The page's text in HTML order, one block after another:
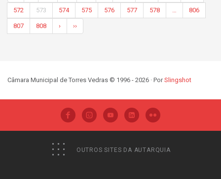
572 573 574 575 576 577 578 806
807 808 › ››
Câmara Municipal de Torres Vedras © 1996 - 2026 · PorSlingshot
OUTROS SITES DA AUTARQUIA